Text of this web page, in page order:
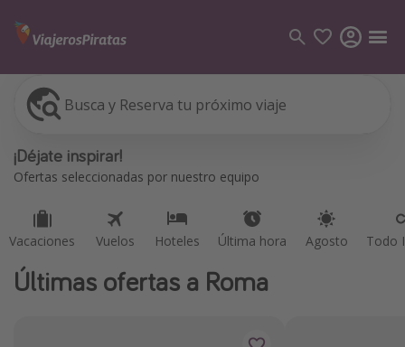
Busca y Reserva tu próximo viaje
¡Déjate inspirar!
Ofertas seleccionadas por nuestro equipo
Vacaciones Vuelos Hoteles Última hora Agosto Todo
Vacaciones
Vuelos
Viajes
Últimas ofertas a Roma